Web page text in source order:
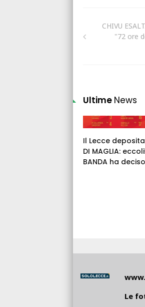
CHIVU
"72 ore
Ultime News
Il Lecce deposita
DI MAGLIA:
BANDA ha
Le